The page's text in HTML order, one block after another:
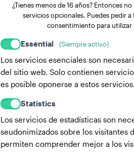
¿Tienes menos de 16 años? Entonces
servicios opcionales. Puedes pedir
consentimiento para utilizar
Essential (Siempre activo)
Los servicios esenciales son
del sitio web. Solo contienen
es posible oponerse a estos servicios.
Statistics
Los servicios de estadísticas son
seudonimizados sobre los visitantes
permiten comprender mejor a los